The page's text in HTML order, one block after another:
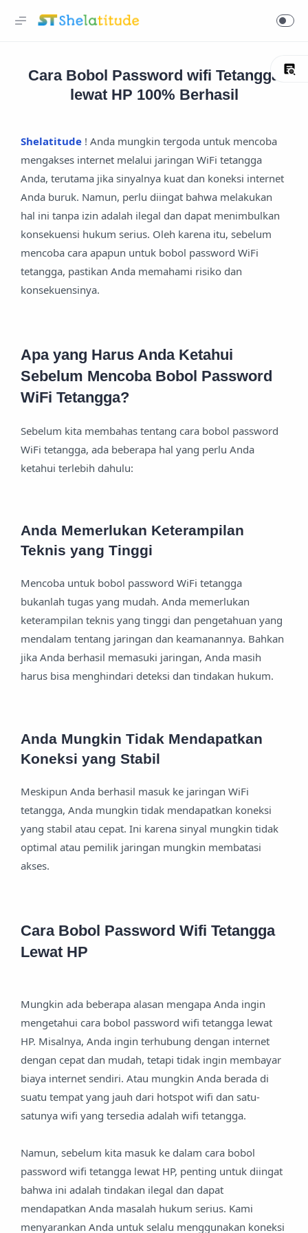
Cara Bobol Password wifi Tetangga
lewat HP 100% Berhasil
Shelatitude ! Anda mungkin tergoda untuk mencoba
mengakses internet melalui jaringan WiFi tetangga
Anda, terutama jika sinyalnya kuat dan koneksi internet
Anda buruk. Namun, perlu diingat bahwa melakukan
hal ini tanpa izin adalah ilegal dan dapat menimbulkan
konsekuensi hukum serius. Oleh karena itu, sebelum
mencoba cara apapun untuk bobol password WiFi
tetangga, pastikan Anda memahami risiko dan
konsekuensinya.
Apa yang Harus Anda Ketahui
Sebelum Mencoba Bobol Password
WiFi Tetangga?
Sebelum kita membahas tentang cara bobol password
WiFi tetangga, ada beberapa hal yang perlu Anda
ketahui terlebih dahulu:
Anda Memerlukan Keterampilan
Teknis yang Tinggi
Mencoba untuk bobol password WiFi tetangga
bukanlah tugas yang mudah. Anda memerlukan
keterampilan teknis yang tinggi dan pengetahuan yang
mendalam tentang jaringan dan keamanannya. Bahkan
jika Anda berhasil memasuki jaringan, Anda masih
harus bisa menghindari deteksi dan tindakan hukum.
Anda Mungkin Tidak Mendapatkan
Koneksi yang Stabil
Meskipun Anda berhasil masuk ke jaringan WiFi
tetangga, Anda mungkin tidak mendapatkan koneksi
yang stabil atau cepat. Ini karena sinyal mungkin tidak
optimal atau pemilik jaringan mungkin membatasi
akses.
Cara Bobol Password Wifi Tetangga
Lewat HP
Mungkin ada beberapa alasan mengapa Anda ingin
mengetahui cara bobol password wifi tetangga lewat
HP. Misalnya, Anda ingin terhubung dengan internet
dengan cepat dan mudah, tetapi tidak ingin membayar
biaya internet sendiri. Atau mungkin Anda berada di
suatu tempat yang jauh dari hotspot wifi dan satu-
satunya wifi yang tersedia adalah wifi tetangga.
Namun, sebelum kita masuk ke dalam cara bobol
password wifi tetangga lewat HP, penting untuk diingat
bahwa ini adalah tindakan ilegal dan dapat
mendapatkan Anda masalah hukum serius. Kami
menyarankan Anda untuk selalu menggunakan koneksi